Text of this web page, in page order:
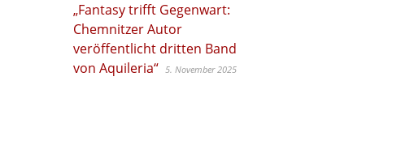
„Fantasy trifft Gegenwart:
Chemnitzer Autor
veröffentlicht dritten Band
von Aquileria“ 5. November 2025